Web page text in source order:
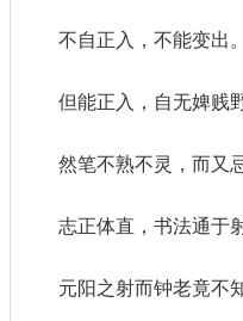
不自正入，不能变出。
但能正入，自无婢贱
然笔不熟不灵，而又
志正体直，书法通于射
元阳之射而钟老竟不